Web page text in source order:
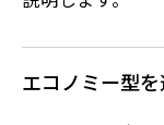
エコノミー型